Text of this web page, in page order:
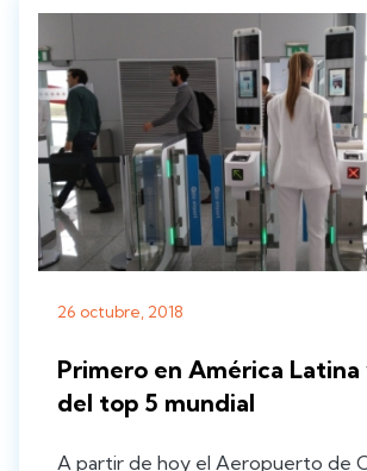
26 octubre, 2018
Primero en América
del top 5 mundial
A partir de hoy el Aeropuerto de